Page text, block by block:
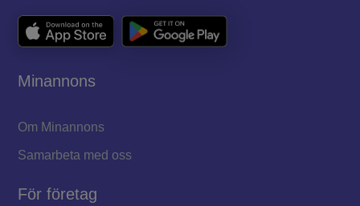
Minannons
Om Minannons
Samarbeta med oss
För företag